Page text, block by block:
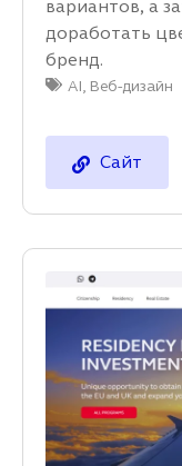
вариантов, а
доработать
бренд.
AI, Веб-дизайн
Сайт